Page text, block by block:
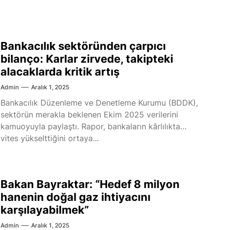
Bankacılık sektöründen çarpıcı
bilanço: Karlar zirvede, takipteki
alacaklarda kritik artış
Admin Aralık 1, 2025
Bankacılık Düzenleme ve Denetleme Kurumu (BDDK),
sektörün merakla beklenen Ekim 2025 verilerini
kamuoyuyla paylaştı. Rapor, bankaların kârlılıkta
vites yükselttiğini ortaya...
Bakan Bayraktar: “Hedef 8 milyon
hanenin doğal gaz ihtiyacını
karşılayabilmek”
Admin Aralık 1, 2025